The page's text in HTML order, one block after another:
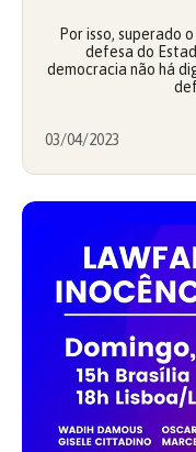
Por isso, superado
defesa do
democracia não há
03/04/2023